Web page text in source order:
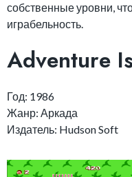
собственные уровни,
играбельность.
Adventure
Год: 1986
Жанр: Аркада
Издатель: Hudson Soft